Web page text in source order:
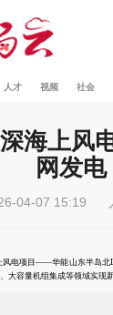
人才 视频 社会
海上风
网发电
04-07 15:19
电项目——华能山东半岛北L
大容量机组集成等领域实现新